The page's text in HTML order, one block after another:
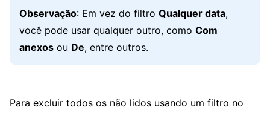
Observação: Em vez do filtro Qualquer data,
você pode usar qualquer outro, como Com
anexos ou De, entre outros.
Para excluir todos os não lidos usando um filtro no